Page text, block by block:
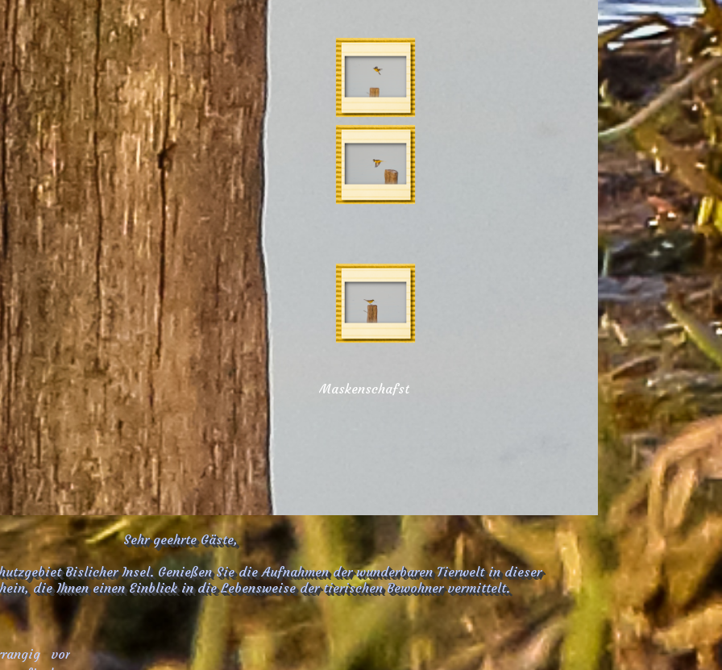
vor
Sehr geehrte Gäste,
Bislicher Insel. Genießen Sie die Aufnahmen der wunderbaren Tierwelt in dieser
die Ihnen einen Einblick in die Lebensweise der tierischen Bewohner vermittelt.